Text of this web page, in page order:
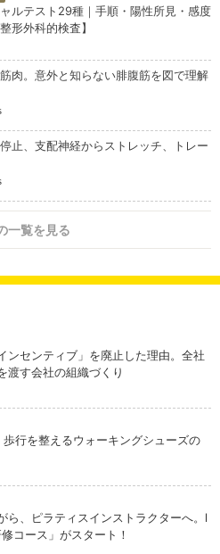
ルテスト29種｜手順・陽性所見・感度
形外科的検査】
肉。意外と知らない腓腹筋を図で理解
止、支配神経からストレッチ、トレー
一覧を見る
ンセンティブ」を廃止した理由。全社
渡す会社の組織づくり
歩行を整えるウォーキングシューズの
ら、ピラティスインストラクターへ。l
コース」がスタート！